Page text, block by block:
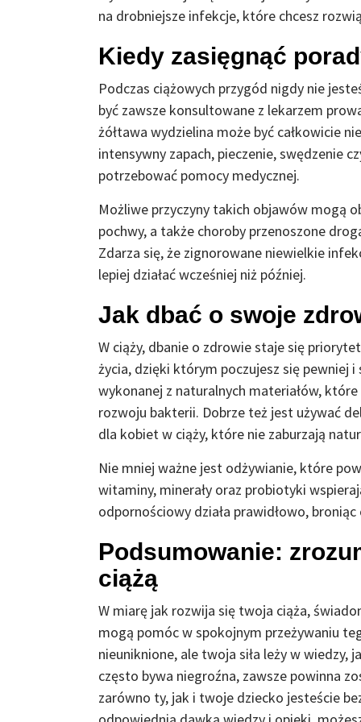
na drobniejsze infekcje, które chcesz
Kiedy zasięgnąć
Podczas ciążowych przygód nigdy nie
być zawsze konsultowane z lekarzem
żółtawa wydzielina może być całkowicie
intensywny zapach, pieczenie, swędzenie
potrzebować pomocy medycznej.
Możliwe przyczyny takich objawów mogą
pochwy, a także choroby przenoszone
Zdarza się, że zignorowane niewielkie
lepiej działać wcześniej niż później.
Jak dbać o swoje
W ciąży, dbanie o zdrowie staje się
życia, dzięki którym poczujesz się pewniej
wykonanej z naturalnych materiałów,
rozwoju bakterii. Dobrze też jest używać
dla kobiet w ciąży, które nie zaburzają
Nie mniej ważne jest odżywianie, które
witaminy, minerały oraz probiotyki
odpornościowy działa prawidłowo,
Podsumowanie:
ciążą
W miarę jak rozwija się twoja ciąża,
mogą pomóc w spokojnym przeżywaniu
nieuniknione, ale twoja siła leży w wiedzy,
często bywa niegroźna, zawsze powinna
zarówno ty, jak i twoje dziecko jesteście